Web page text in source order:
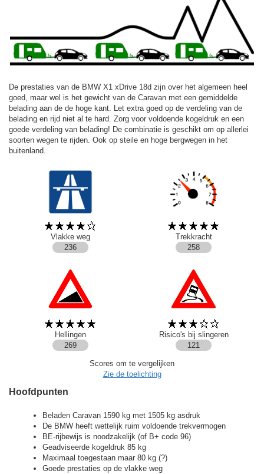
De prestaties van de BMW X1 xDrive 18d zijn over het algemeen heel
goed, maar wel is het gewicht van de Caravan met een gemiddelde
belading aan de de hoge kant. Let extra goed op de verdeling van de
belading en rijd niet al te hard. Zorg voor voldoende kogeldruk en een
goede verdeling van belading! De combinatie is geschikt om op allerlei
soorten wegen te rijden. Ook op steile en hoge bergwegen in het
buitenland.
Vlakke weg
Trekkracht
236
258
Hellingen
Risico's bij slingeren
269
121
Scores om te vergelijken
Zie de toelichting
Hoofdpunten
Beladen Caravan 1590 kg met 1505 kg asdruk
De BMW heeft wettelijk ruim voldoende trekvermogen
BE-rijbewijs is noodzakelijk (of B+ code 96)
Geadviseerde kogeldruk 85 kg
Maximaal toegestaan maar 80 kg (?)
Goede prestaties op de vlakke weg